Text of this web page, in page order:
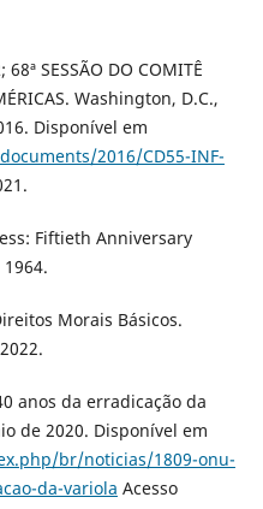
68ª SESSÃO DO COMITÊ
Washington, D.C.,
Disponível em
2016/CD55-INF-
Fiftieth Anniversary
Morais Básicos.
anos da erradicação da
de 2020. Disponível em
br/noticias/1809-onu-
da-variola Acesso